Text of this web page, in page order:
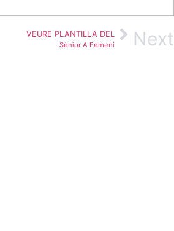
VEURE PLANTILLA DEL
Sènior A Femení Next